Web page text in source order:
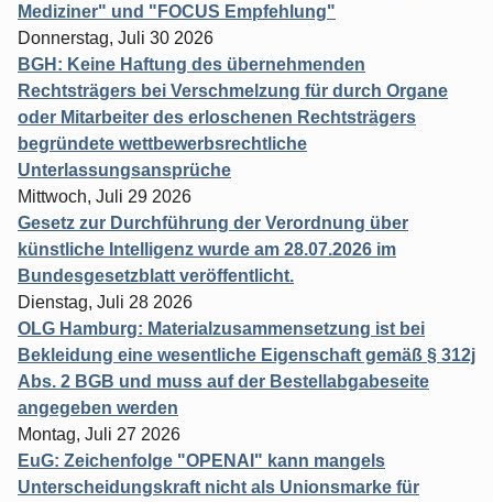
Mediziner" und "FOCUS Empfehlung"
Donnerstag, Juli 30 2026
BGH: Keine Haftung des übernehmenden
Rechtsträgers bei Verschmelzung für durch Organe
oder Mitarbeiter des erloschenen Rechtsträgers
begründete wettbewerbsrechtliche
Unterlassungsansprüche
Mittwoch, Juli 29 2026
Gesetz zur Durchführung der Verordnung über
künstliche Intelligenz wurde am 28.07.2026 im
Bundesgesetzblatt veröffentlicht.
Dienstag, Juli 28 2026
OLG Hamburg: Materialzusammensetzung ist bei
Bekleidung eine wesentliche Eigenschaft gemäß § 312j
Abs. 2 BGB und muss auf der Bestellabgabeseite
angegeben werden
Montag, Juli 27 2026
EuG: Zeichenfolge "OPENAI" kann mangels
Unterscheidungskraft nicht als Unionsmarke für